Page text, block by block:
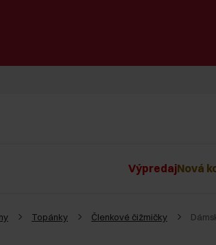
VýpredajNová
Topánky Členkové čižmičky